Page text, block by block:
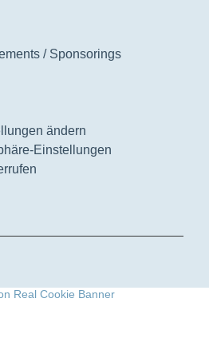
/ Sponsorings
ändern
Einstellungen
Real Cookie Banner